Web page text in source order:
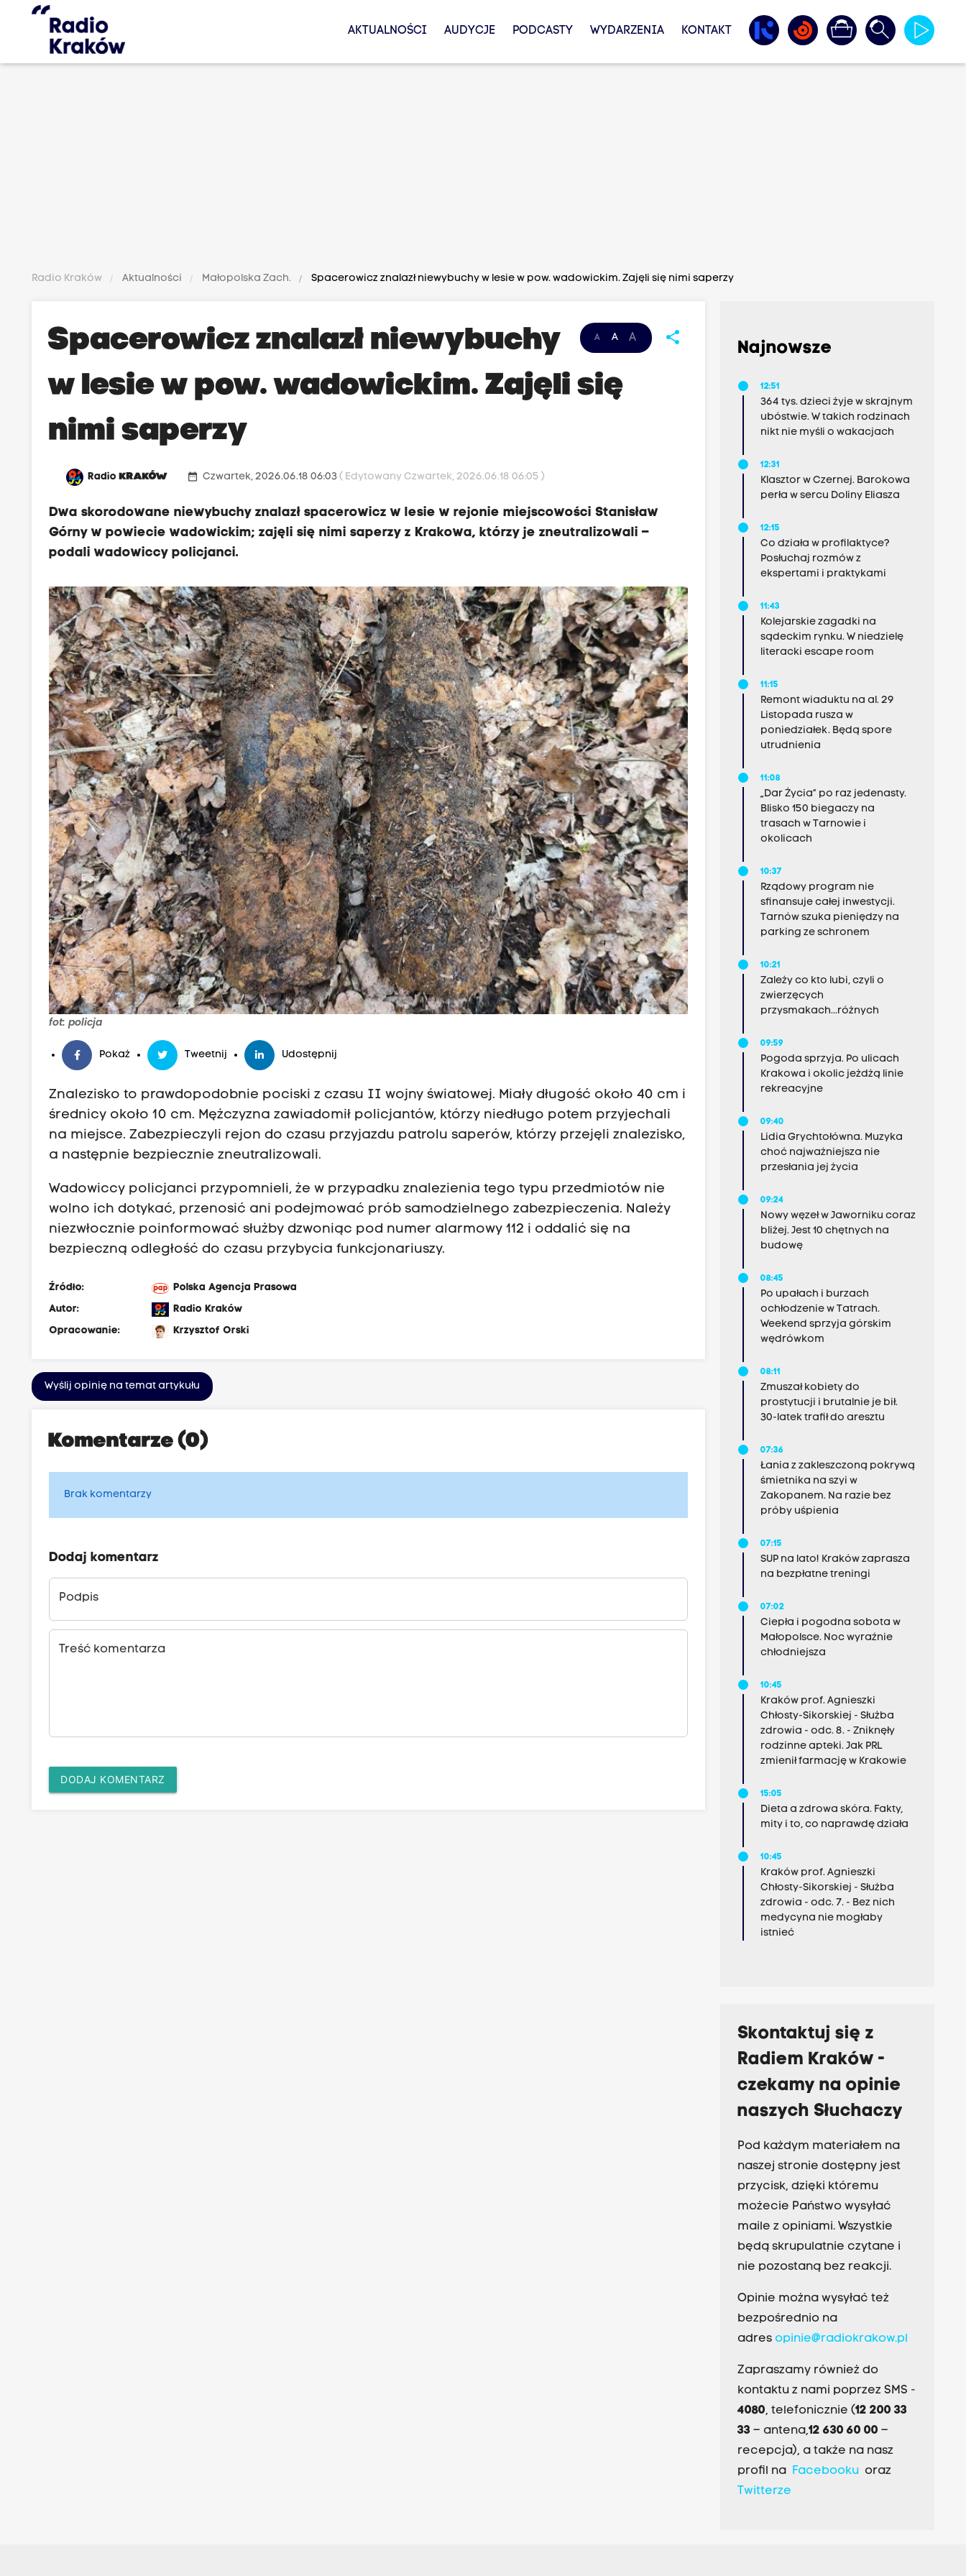
AKTUALNOŚCI AUDYCJE PODCASTY WYDARZENIA KONTAKT
Radio Kraków Aktualności Małopolska Zach. Spacerowicz znalazł niewybuchy w lesie w pow. wadowickim. Zajęli się nimi saperzy
A A A share
Spacerowicz znalazł niewybuchy
w lesie w pow. wadowickim. Zajęli się
nimi saperzy
RadioKRAKÓW date_range Czwartek, 2026.06.18 06:03( Edytowany Czwartek, 2026.06.18 06:05 )
Dwa skorodowane niewybuchy znalazł spacerowicz w lesie w rejonie miejscowości Stanisław
Górny w powiecie wadowickim; zajęli się nimi saperzy z Krakowa, którzy je zneutralizowali –
podali wadowiccy policjanci.
fot: policja
Pokaż Tweetnij Udostępnij
Znalezisko to prawdopodobnie pociski z czasu II wojny światowej. Miały długość około 40 cm i
średnicy około 10 cm. Mężczyzna zawiadomił policjantów, którzy niedługo potem przyjechali
na miejsce. Zabezpieczyli rejon do czasu przyjazdu patrolu saperów, którzy przejęli znalezisko,
a następnie bezpiecznie zneutralizowali.
Wadowiccy policjanci przypomnieli, że w przypadku znalezienia tego typu przedmiotów nie
wolno ich dotykać, przenosić ani podejmować prób samodzielnego zabezpieczenia. Należy
niezwłocznie poinformować służby dzwoniąc pod numer alarmowy 112 i oddalić się na
bezpieczną odległość do czasu przybycia funkcjonariuszy.
Źródło:
Polska Agencja Prasowa
Autor:
Radio Kraków
Opracowanie:
Krzysztof Orski
Wyślij opinię na temat artykułu
Komentarze (0)
Brak komentarzy
Dodaj komentarz
Podpis
Treść komentarza
DODAJ KOMENTARZ
Najnowsze
12:51
364 tys. dzieci żyje w skrajnym
ubóstwie. W takich rodzinach
nikt nie myśli o wakacjach
12:31
Klasztor w Czernej. Barokowa
perła w sercu Doliny Eliasza
12:15
Co działa w profilaktyce?
Posłuchaj rozmów z
ekspertami i praktykami
11:43
Kolejarskie zagadki na
sądeckim rynku. W niedzielę
literacki escape room
11:15
Remont wiaduktu na al. 29
Listopada rusza w
poniedziałek. Będą spore
utrudnienia
11:08
„Dar Życia” po raz jedenasty.
Blisko 150 biegaczy na
trasach w Tarnowie i
okolicach
10:37
Rządowy program nie
sfinansuje całej inwestycji.
Tarnów szuka pieniędzy na
parking ze schronem
10:21
Zależy co kto lubi, czyli o
zwierzęcych
przysmakach...różnych
09:59
Pogoda sprzyja. Po ulicach
Krakowa i okolic jeżdżą linie
rekreacyjne
09:40
Lidia Grychtołówna. Muzyka
choć najważniejsza nie
przesłania jej życia
09:24
Nowy węzeł w Jaworniku coraz
bliżej. Jest 10 chętnych na
budowę
08:45
Po upałach i burzach
ochłodzenie w Tatrach.
Weekend sprzyja górskim
wędrówkom
08:11
Zmuszał kobiety do
prostytucji i brutalnie je bił.
30-latek trafił do aresztu
07:36
Łania z zakleszczoną pokrywą
śmietnika na szyi w
Zakopanem. Na razie bez
próby uśpienia
07:15
SUP na lato! Kraków zaprasza
na bezpłatne treningi
07:02
Ciepła i pogodna sobota w
Małopolsce. Noc wyraźnie
chłodniejsza
10:45
Kraków prof. Agnieszki
Chłosty-Sikorskiej - Służba
zdrowia - odc. 8. - Zniknęły
rodzinne apteki. Jak PRL
zmienił farmację w Krakowie
15:05
Dieta a zdrowa skóra. Fakty,
mity i to, co naprawdę działa
10:45
Kraków prof. Agnieszki
Chłosty-Sikorskiej - Służba
zdrowia - odc. 7. - Bez nich
medycyna nie mogłaby
istnieć
Skontaktuj się z
Radiem Kraków -
czekamy na opinie
naszych Słuchaczy
Pod każdym materiałem na
naszej stronie dostępny jest
przycisk, dzięki któremu
możecie Państwo wysyłać
maile z opiniami. Wszystkie
będą skrupulatnie czytane i
nie pozostaną bez reakcji.
Opinie można wysyłać też
bezpośrednio na
adres opinie@radiokrakow.pl
Zapraszamy również do
kontaktu z nami poprzez SMS -
4080, telefonicznie (12 200 33
33– antena,12 630 60 00 –
recepcja), a także na nasz
profil na Facebookuoraz
Twitterze